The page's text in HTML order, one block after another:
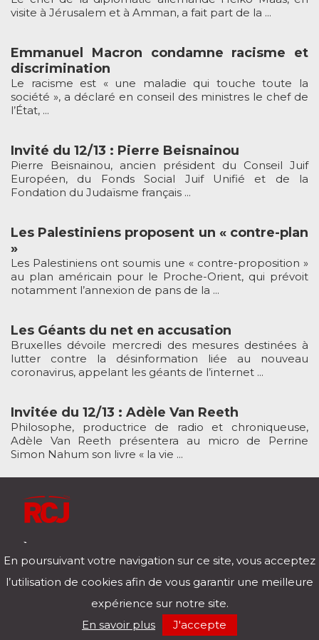
visite à Jérusalem et à Amman, a fait part de la ...
Emmanuel Macron condamne racisme et
discrimination
Le racisme est « une maladie qui touche toute la
société », a déclaré en conseil des ministres le chef de
l’État, ...
Invité du 12/13 : Pierre Beisnainou
Pierre Beisnainou, ancien président du Conseil Juif
Européen, du Fonds Social Juif Unifié et de la
Fondation du Judaïsme français ...
Les Palestiniens proposent un « contre-plan
»
Les Palestiniens ont soumis une « contre-proposition »
au plan américain pour le Proche-Orient, qui prévoit
notamment l’annexion de pans de la ...
Les Géants du net en accusation
Bruxelles dévoile mercredi des mesures destinées à
lutter contre la désinformation liée au nouveau
coronavirus, appelant les géants de l’internet ...
Invitée du 12/13 : Adèle Van Reeth
Philosophe, productrice de radio et chroniqueuse,
Adèle Van Reeth présentera au micro de Perrine
Simon Nahum son livre « la vie ...
Télécharger notre application pour iOs et Android
Politique de confidentialité Nos podcasts
00:00
En poursuivant votre navigation sur ce site, vous acceptez
l’utilisation de cookies afin de vous garantir une meilleure
expérience sur notre site.
En savoir plus
J'accepte